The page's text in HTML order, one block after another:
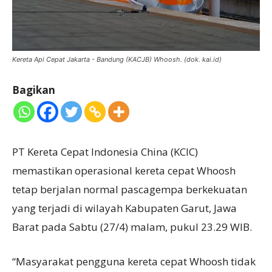
Kereta Api Cepat Jakarta - Bandung (KACJB) Whoosh. (dok. kai.id)
Bagikan
PT Kereta Cepat Indonesia China (KCIC)
memastikan operasional kereta cepat Whoosh
tetap berjalan normal pascagempa berkekuatan
yang terjadi di wilayah Kabupaten Garut, Jawa
Barat pada Sabtu (27/4) malam, pukul 23.29 WIB.
“Masyarakat pengguna kereta cepat Whoosh tidak